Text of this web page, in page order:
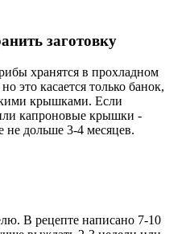
заготовку
хранятся в прохладном
это касается только банок,
крышками. Если
капроновые крышки -
не дольше 3-4 месяцев.
В рецепте написано 7-10